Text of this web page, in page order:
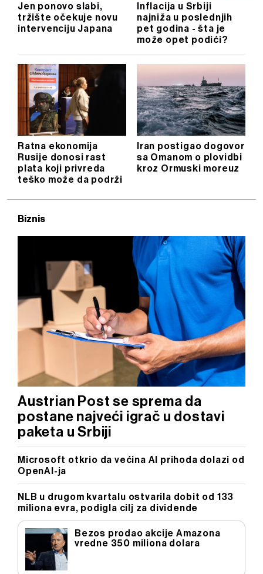
Jen ponovo slabi,
tržište očekuje novu
intervenciju Japana
Inflacija u Srbiji
najniža u poslednjih
pet godina - šta je
može opet podići?
Ratna ekonomija
Rusije donosi rast
plata koji privreda
teško može da podrži
Iran postigao dogovor
sa Omanom o plovidbi
kroz Ormuski moreuz
Biznis
Austrian Post se sprema da
postane najveći igrač u dostavi
paketa u Srbiji
Microsoft otkrio da većina AI prihoda dolazi od
OpenAI-ja
NLB u drugom kvartalu ostvarila dobit od 133
miliona evra, podigla cilj za dividende
Bezos prodao akcije Amazona
vredne 350 miliona dolara